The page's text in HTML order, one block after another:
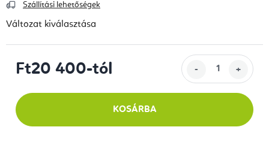
Szállítási lehetőségek
Változat kiválasztása
Ft20 400-tól
KOSÁRBA